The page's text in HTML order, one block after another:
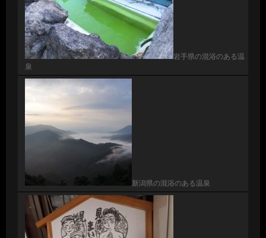
岩手県の混浴のある温
泉
新潟県の混浴のある温泉